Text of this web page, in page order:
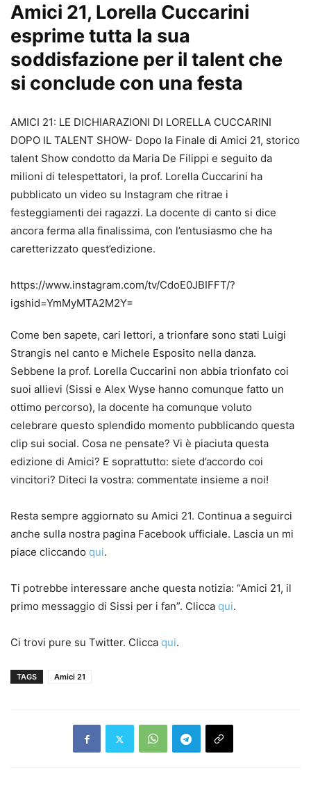
Amici 21, Lorella Cuccarini
esprime tutta la sua
soddisfazione per il talent che
si conclude con una festa
AMICI 21: LE DICHIARAZIONI DI LORELLA CUCCARINI
DOPO IL TALENT SHOW- Dopo la Finale di Amici 21, storico
talent Show condotto da Maria De Filippi e seguito da
milioni di telespettatori, la prof. Lorella Cuccarini ha
pubblicato un video su Instagram che ritrae i
festeggiamenti dei ragazzi. La docente di canto si dice
ancora ferma alla finalissima, con l’entusiasmo che ha
caretterizzato quest’edizione.
https://www.instagram.com/tv/CdoE0JBIFFT/?
igshid=YmMyMTA2M2Y=
Come ben sapete, cari lettori, a trionfare sono stati Luigi
Strangis nel canto e Michele Esposito nella danza.
Sebbene la prof. Lorella Cuccarini non abbia trionfato coi
suoi allievi (Sissi e Alex Wyse hanno comunque fatto un
ottimo percorso), la docente ha comunque voluto
celebrare questo splendido momento pubblicando questa
clip sui social. Cosa ne pensate? Vi è piaciuta questa
edizione di Amici? E soprattutto: siete d’accordo coi
vincitori? Diteci la vostra: commentate insieme a noi!
Resta sempre aggiornato su Amici 21. Continua a seguirci
anche sulla nostra pagina Facebook ufficiale. Lascia un mi
piace cliccando qui.
Ti potrebbe interessare anche questa notizia: “Amici 21, il
primo messaggio di Sissi per i fan”. Clicca qui.
Ci trovi pure su Twitter. Clicca qui.
TAGS Amici 21